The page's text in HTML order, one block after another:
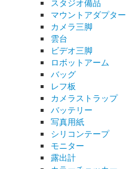
スタジオ備品
マウントアダプター
カメラ三脚
雲台
ビデオ三脚
ロボットアーム
バッグ
レフ板
カメラストラップ
バッテリー
写真用紙
シリコンテープ
モニター
露出計